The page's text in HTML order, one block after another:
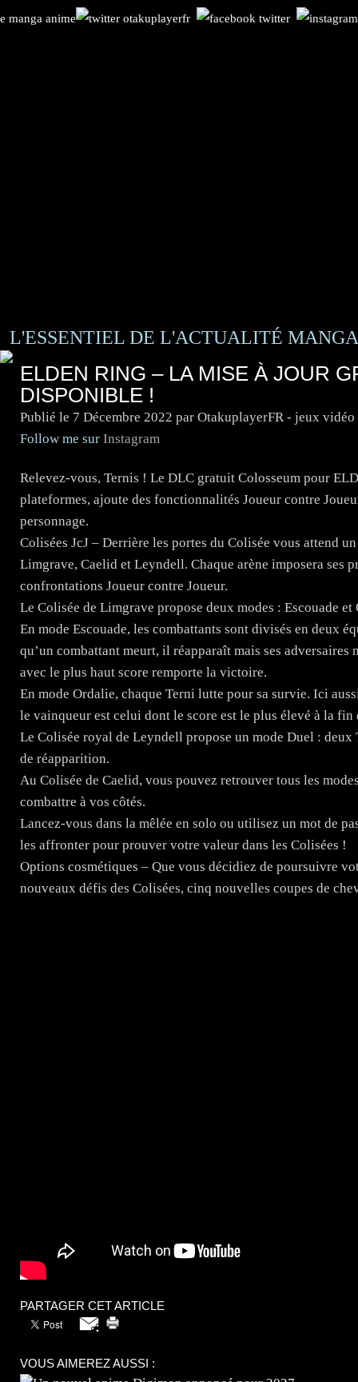
L'ESSENTIEL DE L'ACTUALITÉ
ELDEN RING – LA MISE À JOUR
DISPONIBLE !
Publié le 7 Décembre 2022 par OtakuplayerFR - jeux vidéo
Follow me sur Instagram
Relevez-vous, Ternis ! Le DLC gratuit Colosseum pour
plateformes, ajoute des fonctionnalités Joueur contre
personnage.
Colisées JcJ – Derrière les portes du Colisée vous attend
Limgrave, Caelid et Leyndell. Chaque arène imposera ses
confrontations Joueur contre Joueur.
Le Colisée de Limgrave propose deux modes : Escouade et
En mode Escouade, les combattants sont divisés en deux
qu’un combattant meurt, il réapparaît mais ses
avec le plus haut score remporte la victoire.
En mode Ordalie, chaque Terni lutte pour sa survie. Ici
le vainqueur est celui dont le score est le plus élevé à la fin
Le Colisée royal de Leyndell propose un mode Duel :
de réapparition.
Au Colisée de Caelid, vous pouvez retrouver tous les
combattre à vos côtés.
Lancez-vous dans la mêlée en solo ou utilisez un mot de
les affronter pour prouver votre valeur dans les Colisées !
Options cosmétiques – Que vous décidiez de poursuivre
nouveaux défis des Colisées, cinq nouvelles coupes de
PARTAGER CET ARTICLE
VOUS AIMEREZ AUSSI :